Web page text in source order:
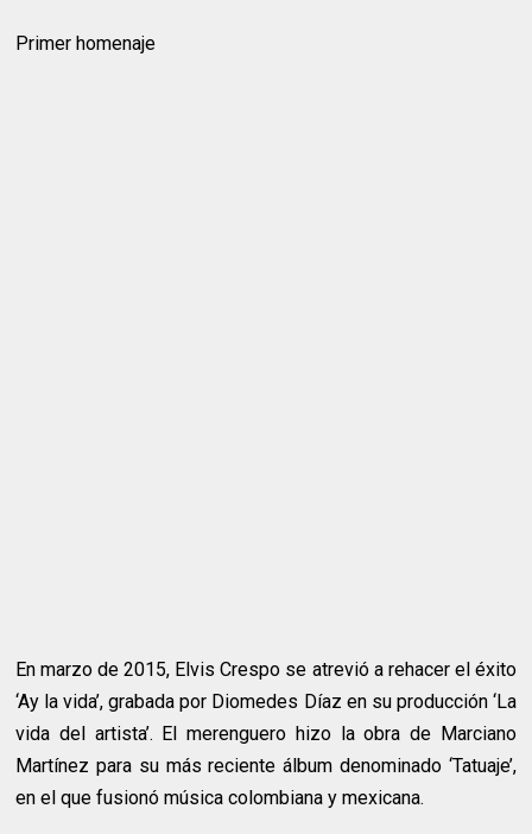
Primer homenaje
En marzo de 2015, Elvis Crespo se atrevió a rehacer el éxito
‘Ay la vida’, grabada por Diomedes Díaz en su producción ‘La
vida del artista’. El merenguero hizo la obra de Marciano
Martínez para su más reciente álbum denominado ‘Tatuaje’,
en el que fusionó música colombiana y mexicana.